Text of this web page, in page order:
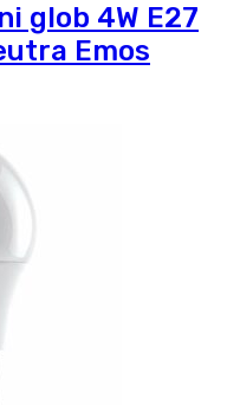
glob 4W E27
Emos